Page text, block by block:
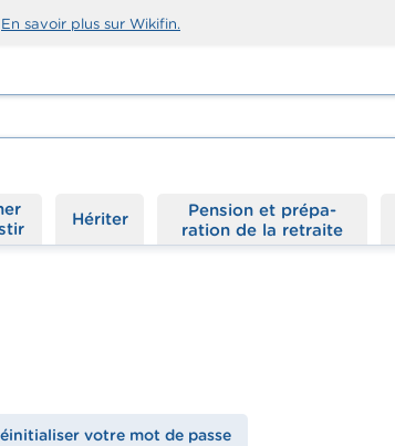
En savoir plus sur Wikifin.
Hériter
votre mot de passe